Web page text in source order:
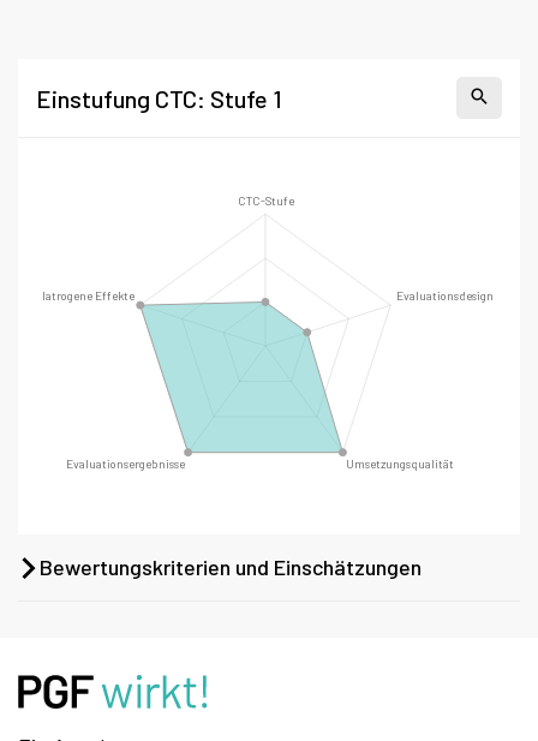
Einstufung CTC: Stufe 1
Bewertungskriterien und Einschätzungen